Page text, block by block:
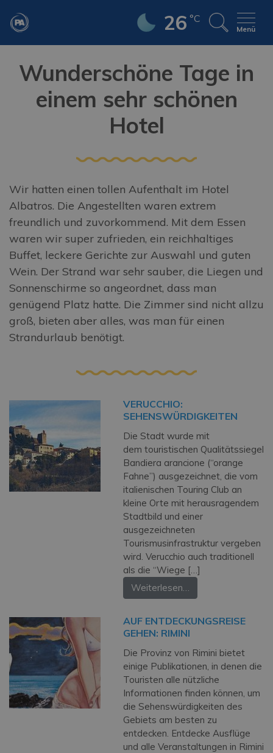
26 °C
Menü
Wunderschöne Tage in
einem sehr schönen
Hotel
Wir hatten einen tollen Aufenthalt im Hotel
Albatros. Die Angestellten waren extrem
freundlich und zuvorkommend. Mit dem Essen
waren wir super zufrieden, ein reichhaltiges
Buffet, leckere Gerichte zur Auswahl und guten
Wein. Der Strand war sehr sauber, die Liegen und
Sonnenschirme so angeordnet, dass man
genügend Platz hatte. Die Zimmer sind nicht allzu
groß, bieten aber alles, was man für einen
Strandurlaub benötigt.
VERUCCHIO:
SEHENSWÜRDIGKEITEN
Die Stadt wurde mit
dem touristischen Qualitätssiegel
Bandiera arancione (“orange
Fahne”) ausgezeichnet, die vom
italienischen Touring Club an
kleine Orte mit herausragendem
Stadtbild und einer
ausgezeichneten
Tourismusinfrastruktur vergeben
wird. Verucchio auch traditionell
als die “Wiege […]
Weiterlesen…
AUF ENTDECKUNGSREISE
GEHEN: RIMINI
Die Provinz von Rimini bietet
einige Publikationen, in denen die
Touristen alle nützliche
Informationen finden können, um
die Sehenswürdigkeiten des
Gebiets am besten zu
entdecken. Entdecke Ausflüge
und alle Veranstaltungen in Rimini